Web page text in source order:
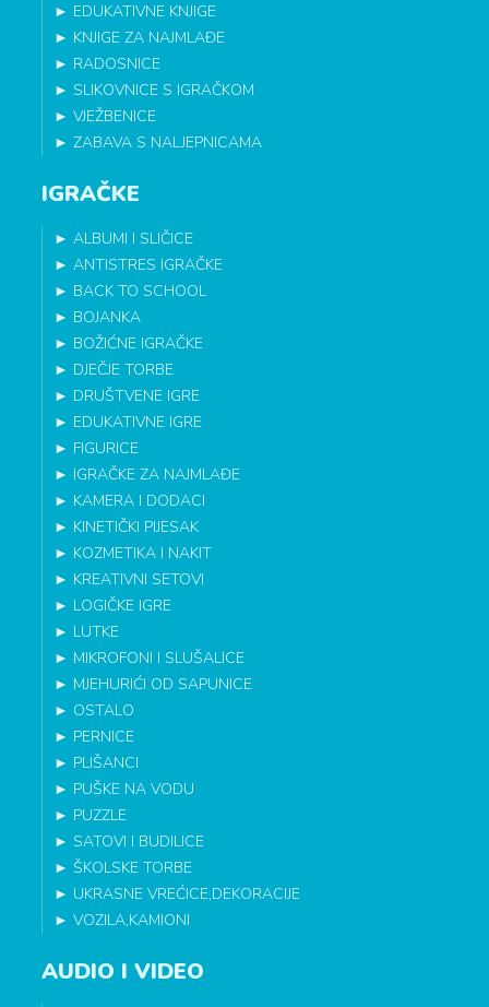
► EDUKATIVNE KNJIGE
► KNJIGE ZA NAJMLAĐE
► RADOSNICE
►SLIKOVNICE S IGRAČKOM
►VJEŽBENICE
►ZABAVA S NALJEPNICAMA
IGRAČKE
►ALBUMI I SLIČICE
►ANTISTRES IGRAČKE
► BACK TO SCHOOL
► BOJANKA
► BOŽIĆNE IGRAČKE
► DJEČJE TORBE
► DRUŠTVENE IGRE
► EDUKATIVNE IGRE
► FIGURICE
► IGRAČKE ZA NAJMLAĐE
► KAMERA I DODACI
► KINETIČKI PIJESAK
► KOZMETIKA I NAKIT
► KREATIVNI SETOVI
► LOGIČKE IGRE
► LUTKE
► MIKROFONI I SLUŠALICE
► MJEHURIĆI OD SAPUNICE
► OSTALO
► PERNICE
► PLIŠANCI
► PUŠKE NA VODU
► PUZZLE
►SATOVI I BUDILICE
►ŠKOLSKE TORBE
► UKRASNE VREĆICE,DEKORACIJE
►VOZILA,KAMIONI
AUDIO I VIDEO